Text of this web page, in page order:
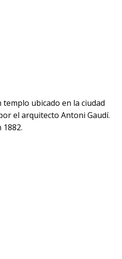
templo ubicado en la ciudad
el arquitecto Antoni Gaudí.